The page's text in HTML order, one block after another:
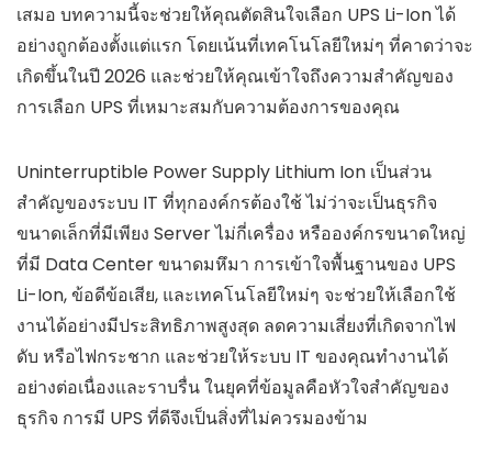
เสมอ บทความนี้จะช่วยให้คุณตัดสินใจเลือก UPS Li-Ion ได้
อย่างถูกต้องตั้งแต่แรก โดยเน้นที่เทคโนโลยีใหม่ๆ ที่คาดว่าจะ
เกิดขึ้นในปี 2026 และช่วยให้คุณเข้าใจถึงความสำคัญของ
การเลือก UPS ที่เหมาะสมกับความต้องการของคุณ
Uninterruptible Power Supply Lithium Ion เป็นส่วน
สำคัญของระบบ IT ที่ทุกองค์กรต้องใช้ ไม่ว่าจะเป็นธุรกิจ
ขนาดเล็กที่มีเพียง Server ไม่กี่เครื่อง หรือองค์กรขนาดใหญ่
ที่มี Data Center ขนาดมหึมา การเข้าใจพื้นฐานของ UPS
Li-Ion, ข้อดีข้อเสีย, และเทคโนโลยีใหม่ๆ จะช่วยให้เลือกใช้
งานได้อย่างมีประสิทธิภาพสูงสุด ลดความเสี่ยงที่เกิดจากไฟ
ดับ หรือไฟกระชาก และช่วยให้ระบบ IT ของคุณทำงานได้
อย่างต่อเนื่องและราบรื่น ในยุคที่ข้อมูลคือหัวใจสำคัญของ
ธุรกิจ การมี UPS ที่ดีจึงเป็นสิ่งที่ไม่ควรมองข้าม